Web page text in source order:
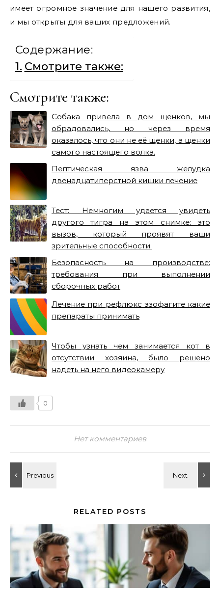
имеет огромное значение для нашего развития,
и мы открыты для ваших предложений.
Содержание:
Смотрите также:
Смотрите также:
Собака привела в дом щенков, мы
обрадовались, но через время
оказалось, что они не её щенки, а щенки
самого настоящего волка.
Пептическая язва желудка
двенадцатиперстной кишки лечение
Тест: Немногим удается увидеть
другого тигра на этом снимке: это
вызов, который проявят ваши
зрительные способности.
Безопасность на производстве:
требования при выполнении
сборочных работ
Лечение при рефлюкс эзофагите какие
препараты принимать
Чтобы узнать чем занимается кот в
отсутствии хозяина, было решено
надеть на него видеокамеру
0
Нет комментариев
RELATED POSTS